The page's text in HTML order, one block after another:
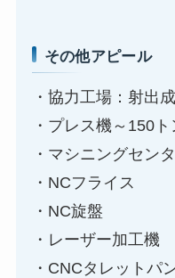
その他アピール
・協力工場：射出
・プレス機～150ト
・マシニングセンタ
・NCフライス
・NC旋盤
・レーザー加工機
・CNCタレットパ